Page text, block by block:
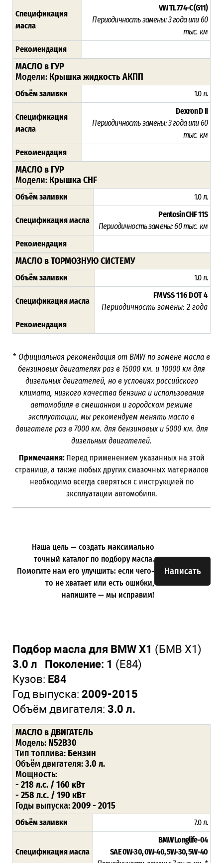
Спецификация
масла
VW TL 774-C (G11)
Периодичность замены: 3 года или 60
тыс. км
Рекомендация
МАСЛО в ГУР
Модели: Крышка жидкость АКПП
Объём заливки 1.0 л.
Спецификация
масла
Dexron D II
Периодичность замены: 3 года или 60
тыс. км
Рекомендация
МАСЛО в ГУР
Модели: Крышка CHF
Объём заливки 1.0 л.
Спецификация масла
Pentosin CHF 11S
Периодичность замены:60 тыс. км
Рекомендация
МАСЛО в ТОРМОЗНУЮ СИСТЕМУ
Объём заливки 1.0 л.
Спецификация масла
FMVSS 116 DOT 4
Периодичность замены: 2 года
Рекомендация
* Официальная рекомендация от BMW по замене масла в
бензиновых двигателях раз в 15000 км. и 10000 км для
дизельных двигателей, но в условиях российского
климата, низкого качества бензина и использования
автомобиля в смешанном и городском режиме
эксплуатации, мы рекомендуем менять масло в
двигателе раз в 7000 км. для бензиновых и 5000 км. для
дизельных двигателей.
Примечания: Перед применением указанных на этой
странице, а также любых других смазочных материалов
необходимо всегда сверяться с инструкцией по
эксплуатации автомобиля.
Написать
Наша цель — создать максимально
точный каталог по подбору масла.
Помогите нам его улучшить: если чего-
то не хватает или есть ошибки,
напишите — мы исправим!
Подбор масла для BMW X1 (БМВ Х1)
3.0 л Поколение: 1 (E84)
Кузов: E84
Год выпуска: 2009-2015
Объём двигателя: 3.0 л.
МАСЛО в ДВИГАТЕЛЬ
Модель: N52B30
Тип топлива: Бензин
Объём двигателя:3.0 л.
Мощность:
- 218 л.с. / 160 кВт
- 258 л.с. / 190 кВт
Годы выпуска:2009 - 2015
Объём заливки 7.0 л.
Спецификация масла
BMW Longlife-04
SAE 0W-30, 0W-40, 5W-30, 5W-40